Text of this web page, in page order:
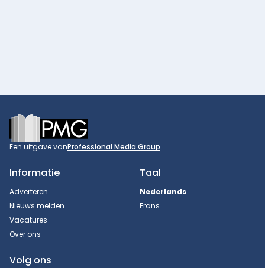
Footer
Een uitgave vanProfessional Media Group
Informatie
Adverteren
Nieuws melden
Vacatures
Over ons
Taal
Nederlands
Frans
Volg ons